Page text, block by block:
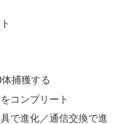
捕獲する
コンプリート
で進化／通信交換で進